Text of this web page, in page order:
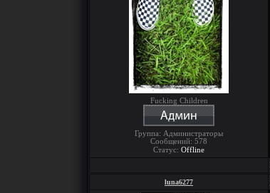
Fucking Children
Группа: Администраторы
Сообщений: 578
Статус: Offline
luna6277